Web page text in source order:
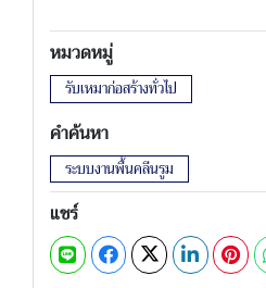
หมวดหมู่
รับเหมาก่อสร้างทั่วไป
คำค้นหา
ระบบงานพื้นคลีนรูม
แชร์